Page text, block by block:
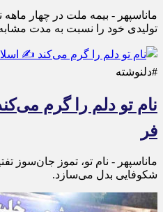
تولیدی خود را نسبت به مدت مشابه سال
#دلنوشته
نام تو دلم را گرم
فر
ماناسپهر - نام تو، تموز جان‌سوز
شکوفایی بدل می‌سازد.